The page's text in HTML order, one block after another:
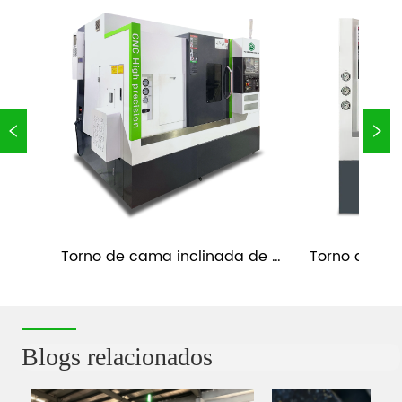
Torno de cama inclinada de
Torno de
Blogs relacionados